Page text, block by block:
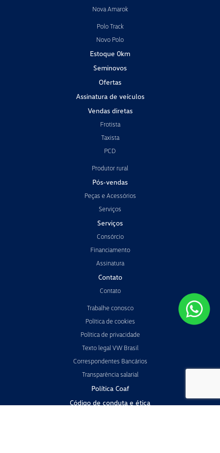
Nova Amarok
Polo Track
Novo Polo
Estoque 0km
Seminovos
Ofertas
Assinatura de veículos
Vendas diretas
Frotista
Taxista
PCD
Produtor rural
Pós-vendas
Peças e Acessórios
Serviços
Serviços
Consórcio
Financiamento
Assinatura
Contato
Contato
Trabalhe conosco
Política de cookies
Política de privacidade
Texto legal VW Brasil
Correspondentes Bancários
Transparência salarial
Política Coaf
Código de conduta e ética